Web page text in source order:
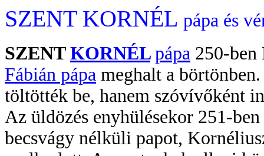
SZENT KORNÉL pápa és
SZENT KORNÉL pápa 250-ben
Fábián pápa meghalt a
töltötték be, hanem szóvívőként
Az üldözés enyhülésekor 251-
becsvágy nélküli papot,